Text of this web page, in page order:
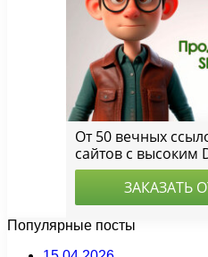
Популярные посты